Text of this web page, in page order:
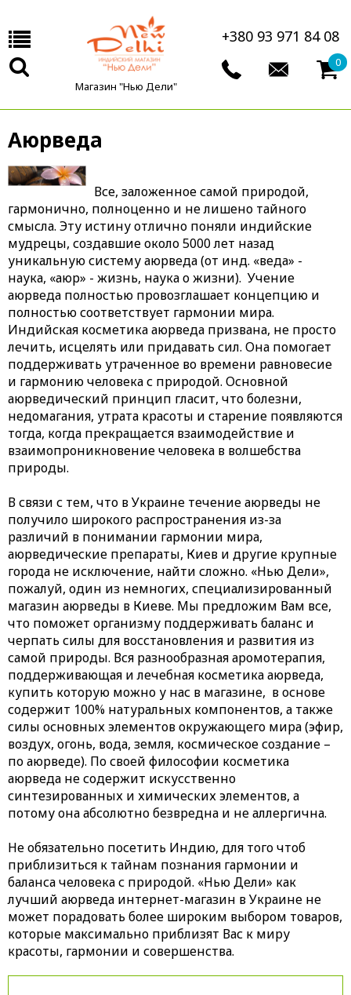
Магазин "Нью Дели"
+380 93 971 84 08
0
Аюрведа
Все, заложенное самой природой,
гармонично, полноценно и не лишено тайного
смысла. Эту истину отлично поняли индийские
мудрецы, создавшие около 5000 лет назад
уникальную систему аюрведа (от инд. «веда» -
наука, «аюр» - жизнь, наука о жизни). Учение
аюрведа полностью провозглашает концепцию и
полностью соответствует гармонии мира.
Индийская косметика аюрведа призвана, не просто
лечить, исцелять или придавать сил. Она помогает
поддерживать утраченное во времени равновесие
и гармонию человека с природой. Основной
аюрведический принцип гласит, что болезни,
недомагания, утрата красоты и старение появляются
тогда, когда прекращается взаимодействие и
взаимопроникновение человека в волшебства
природы.
В связи с тем, что в Украине течение аюрведы не
получило широкого распространения из-за
различий в понимании гармонии мира,
аюрведические препараты, Киев и другие крупные
города не исключение, найти сложно. «Нью Дели»,
пожалуй, один из немногих, специализированный
магазин аюрведы в Киеве. Мы предложим Вам все,
что поможет организму поддерживать баланс и
черпать силы для восстановления и развития из
самой природы. Вся разнообразная аромотерапия,
поддерживающая и лечебная косметика аюрведа,
купить которую можно у нас в магазине, в основе
содержит 100% натуральных компонентов, а также
силы основных элементов окружающего мира (эфир,
воздух, огонь, вода, земля, космическое создание –
по аюрведе). По своей философии косметика
аюрведа не содержит искусственно
синтезированных и химических элементов, а
потому она абсолютно безвредна и не аллергична.
Не обязательно посетить Индию, для того чтоб
приблизиться к тайнам познания гармонии и
баланса человека с природой. «Нью Дели» как
лучший аюрведа интернет-магазин в Украине не
может порадовать более широким выбором товаров,
которые максимально приблизят Вас к миру
красоты, гармонии и совершенства.